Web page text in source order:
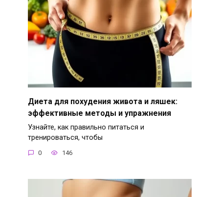
Диета для похудения живота и ляшек:
эффективные методы и упражнения
Узнайте, как правильно питаться и
тренироваться, чтобы
0 146